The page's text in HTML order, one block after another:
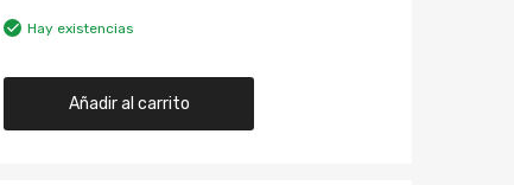
Hay existencias
Añadir al carrito